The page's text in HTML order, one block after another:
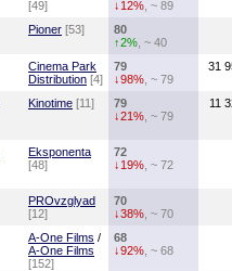
[49] ↓12% , ~ 89
Pioner [53]
80
↑2% , ~ 40
Cinema Park
Distribution [4]
79
↓98% , ~ 79
31
Kinotime [11]
79
↓21% , ~ 79
11
Eksponenta
[48]
72
↓19% , ~ 72
PROvzglyad
[12]
70
↓38% , ~ 70
A-One Films /
A-One Films
[152]
68
↓92% , ~ 68